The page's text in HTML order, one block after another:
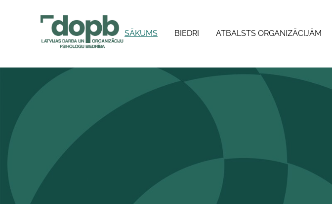
SĀKUMS BIEDRI ATBALSTS ORGANIZĀCIJĀM